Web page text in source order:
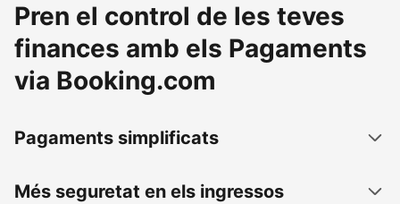
Pren el control de les teves
finances amb els Pagaments
via Booking.com
Pagaments simplificats
Més seguretat en els ingressos